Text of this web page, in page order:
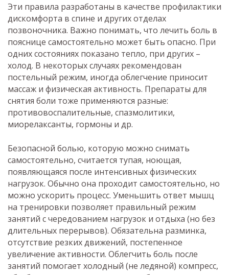
Эти правила разработаны в качестве профилактики
дискомфорта в спине и других отделах
позвоночника. Важно понимать, что лечить боль в
пояснице самостоятельно может быть опасно. При
одних состояниях показано тепло, при других –
холод. В некоторых случаях рекомендован
постельный режим, иногда облегчение приносит
массаж и физическая активность. Препараты для
снятия боли тоже применяются разные:
противовоспалительные, спазмолитики,
миорелаксанты, гормоны и др.
Безопасной болью, которую можно снимать
самостоятельно, считается тупая, ноющая,
появляющаяся после интенсивных физических
нагрузок. Обычно она проходит самостоятельно, но
можно ускорить процесс. Уменьшить ответ мышц
на тренировки позволяет правильный режим
занятий с чередованием нагрузок и отдыха (но без
длительных перерывов). Обязательна разминка,
отсутствие резких движений, постепенное
увеличение активности. Облегчить боль после
занятий помогает холодный (не ледяной) компресс,